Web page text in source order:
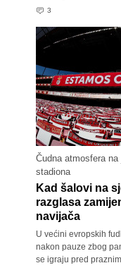
3
Čudna atmosfera
stadiona
Kad šalovi na
razglasa
navijača
U većini evropskih
nakon pauze zbog
se igraju pred